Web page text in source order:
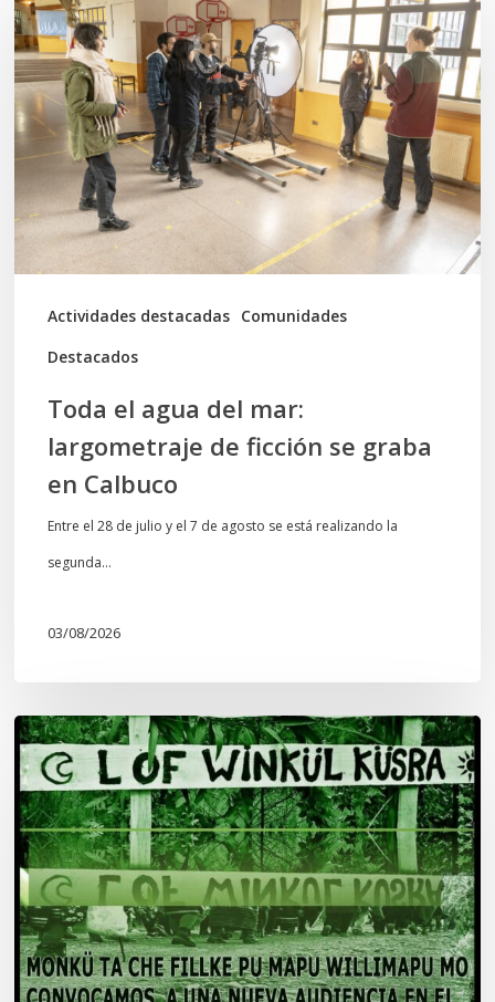
Actividades destacadas Comunidades
Destacados
el
agua
del
mar:
largometraje
de
ficción
se
graba
Toda el agua del mar:
largometraje de ficción se graba
en Calbuco
Entre el 28 de julio y el 7 de agosto se está realizando la
segunda…
03/08/2026
Lof
Winkül
Küsra
convoca
a
apoyar
audiencia
en